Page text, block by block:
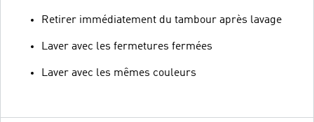
Retirer immédiatement du tambour après lavage
Laver avec les fermetures fermées
Laver avec les mêmes couleurs